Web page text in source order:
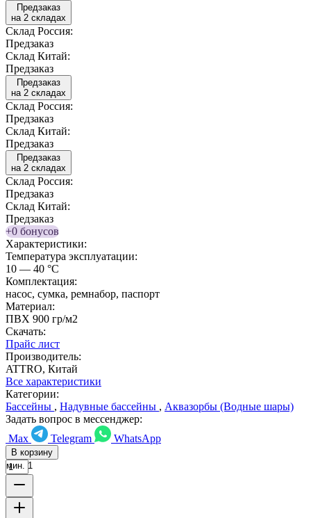
Предзаказ
на 2 складах
Склад Россия:
Предзаказ
Склад Китай:
Предзаказ
Предзаказ
на 2 складах
Склад Россия:
Предзаказ
Склад Китай:
Предзаказ
Предзаказ
на 2 складах
Склад Россия:
Предзаказ
Склад Китай:
Предзаказ
+0 бонусов
Характеристики:
Температура эксплуатации:
10 — 40 °C
Комплектация:
насос, сумка, ремнабор, паспорт
Материал:
ПВХ 900 гр/м2
Скачать:
Прайс лист
Производитель:
ATTRO, Китай
Все характеристики
Категории:
Бассейны , Надувные бассейны , Аквазорбы (Водные шары)
Задать вопрос в мессенджер:
Max
Telegram WhatsApp
В корзину
мин. 1